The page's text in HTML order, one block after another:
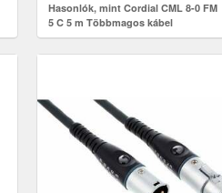
Hasonlók, mint Cordial CML 8-0 FM
5 C 5 m Többmagos kábel